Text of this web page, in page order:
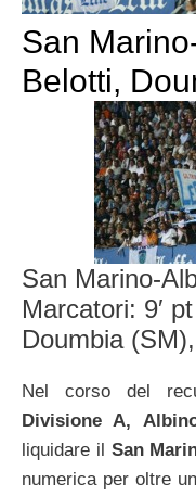
San
Belotti,
San Marino-
Marcatori: 9′
Doumbia
Nel corso del
Divisione A,
liquidare il San
numerica per oltre